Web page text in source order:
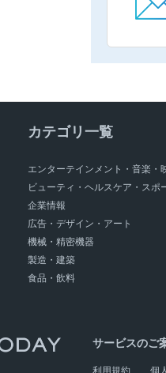
カテゴリ一覧
エンターテインメント・音楽・
ビューティ・ヘルスケア・スポ
企業情報
広告・デザイン・アート
機械・精密機器
製造・建築
食品・飲料
サービスのご